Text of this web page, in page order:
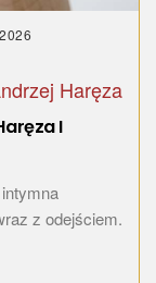
Haręza
I
z odejściem.